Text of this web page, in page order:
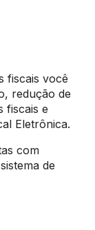
fiscais você
redução de
fiscais e
Eletrônica.
com
de